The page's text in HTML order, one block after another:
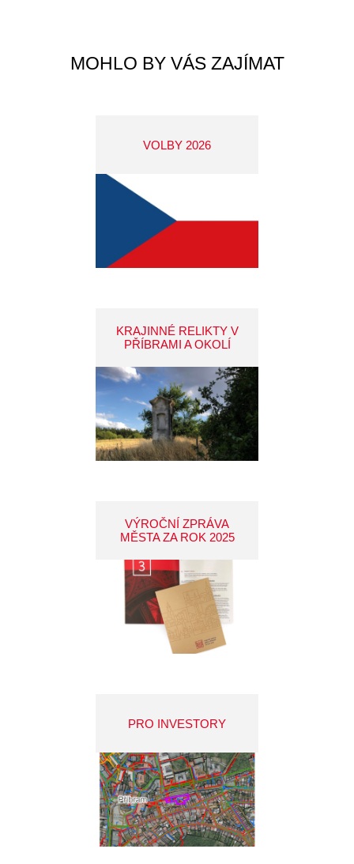
MOHLO BY VÁS ZAJÍMAT
VOLBY 2026
KRAJINNÉ RELIKTY V
PŘÍBRAMI A OKOLÍ
VÝROČNÍ ZPRÁVA
MĚSTA ZA ROK 2025
PRO INVESTORY